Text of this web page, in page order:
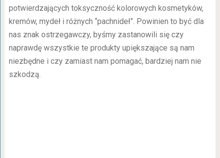
potwierdzających toksyczność kolorowych kosmetyków,
kremów, mydeł i różnych “pachnideł”. Powinien to być dla
nas znak ostrzegawczy, byśmy zastanowili się czy
naprawdę wszystkie te produkty upiększające są nam
niezbędne i czy zamiast nam pomagać, bardziej nam nie
szkodzą.